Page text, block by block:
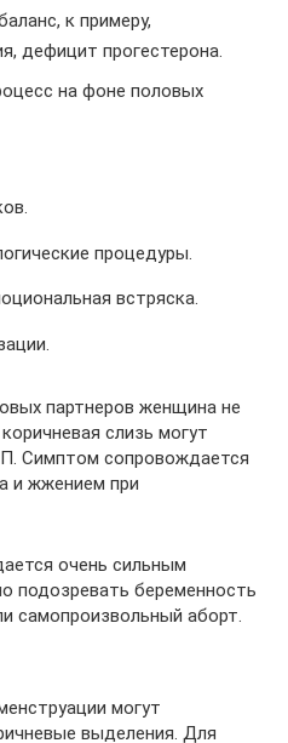
к примеру,
дефицит прогестерона.
на фоне половых
процедуры.
встряска.
партнеров женщина не
слизь могут
Симптом сопровождается
и жжением при
очень сильным
подозревать беременность
самопроизвольный аборт.
могут
выделения. Для